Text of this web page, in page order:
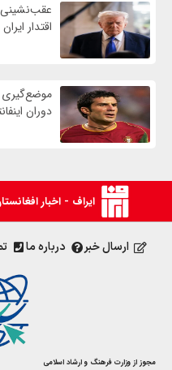
عقب‌نشینی
اقتدار
موضع‌گیری
دوران
ایراف - اخبار
ارسال خبر درباره ما
مجوز از وزارت فرهنگ و ارشاد اسلامی